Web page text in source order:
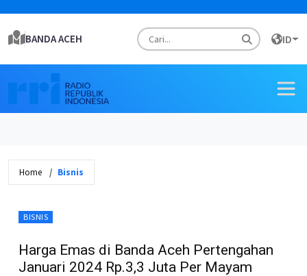
BANDA ACEH ID
Home Bisnis
BISNIS
Harga Emas di Banda Aceh Pertengahan
Januari 2024 Rp.3,3 Juta Per Mayam